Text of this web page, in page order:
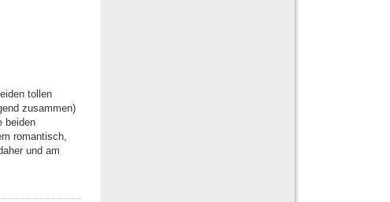
tollen
zusammen)
beiden
romantisch,
und am